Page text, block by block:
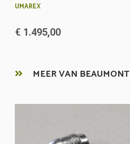
UMAREX
€ 1.495,00
MEER VAN BEAUMONT